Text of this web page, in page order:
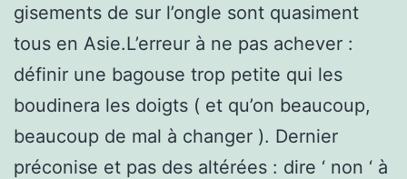
gisements de sur l’ongle sont quasiment
tous en Asie.L’erreur à ne pas achever :
définir une bagouse trop petite qui les
boudinera les doigts ( et qu’on beaucoup,
beaucoup de mal à changer ). Dernier
préconise et pas des altérées : dire ‘ non ‘ à